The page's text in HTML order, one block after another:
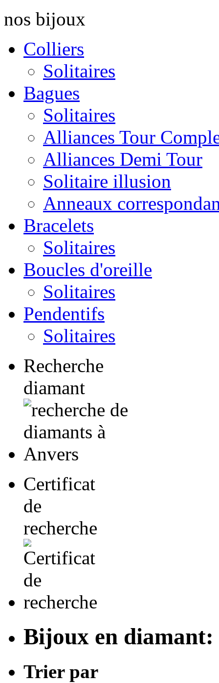
nos bijoux
Colliers
Solitaires
Bagues
Solitaires
Alliances Tour
Alliances Demi Tour
Solitaire illusion
Anneaux
Bracelets
Solitaires
Boucles d'oreille
Solitaires
Pendentifs
Solitaires
Recherche
diamant
Certificat
de
recherche
Bijoux en diamant:
Trier par